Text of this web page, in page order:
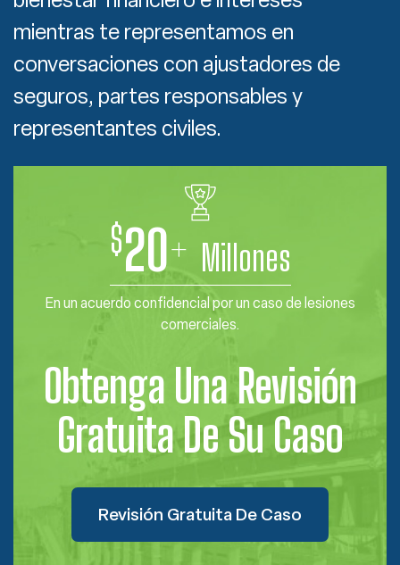
mientras te representamos en
conversaciones con ajustadores de
seguros, partes responsables y
representantes civiles.
Obtenga Una Revisión
Gratuita De Su Caso
Revisión Gratuita De Caso
$20+ Millones
En un acuerdo confidencial por un caso de lesiones
comerciales.